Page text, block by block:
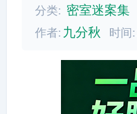
分类: 密室迷案集
作者: 九分秋 时间: